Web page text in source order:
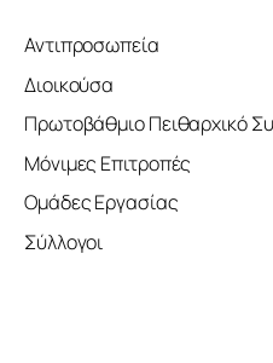
Αντιπροσωπεία
Διοικούσα
Πρωτοβάθμιο Πειθαρχικό
Μόνιμες Επιτροπές
Ομάδες Εργασίας
Σύλλογοι